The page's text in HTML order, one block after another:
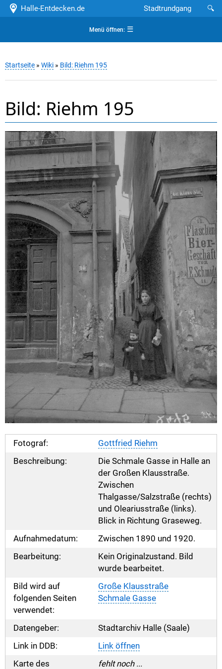
Halle-Entdecken.de 🔍
Stadtrundgang
Menü öffnen:☰
Startseite » Wiki » Bild: Riehm 195
Bild: Riehm 195
Fotograf:
Gottfried Riehm
Beschreibung:
Die Schmale Gasse in Halle an
der Großen Klausstraße.
Zwischen
Thalgasse/Salzstraße (rechts)
und Oleariusstraße (links).
Blick in Richtung Graseweg.
Aufnahmedatum:
Zwischen 1890 und 1920.
Bearbeitung:
Kein Originalzustand. Bild
wurde bearbeitet.
Bild wird auf
folgenden Seiten
verwendet:
Große Klausstraße
Schmale Gasse
Datengeber:
Stadtarchiv Halle (Saale)
Link in DDB:
Link öffnen
Karte des
fehlt noch ...